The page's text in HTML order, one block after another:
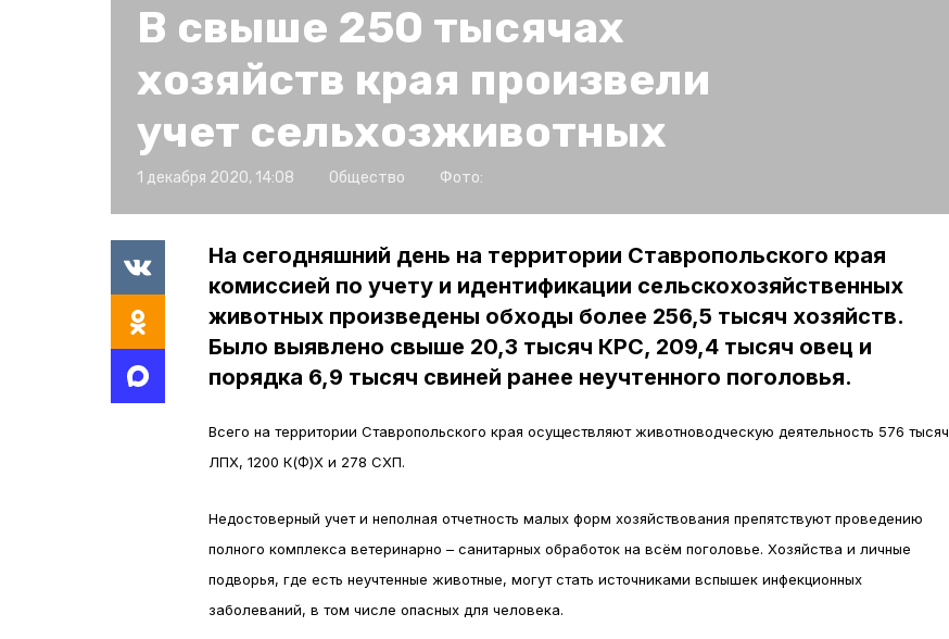
В свыше 250 тысячах
хозяйств края произвели
учет сельхозживотных
1 декабря 2020, 14:08 Общество Фото:
На сегодняшний день на территории Ставропольского края
комиссией по учету и идентификации сельскохозяйственных
животных произведены обходы более 256,5 тысяч хозяйств.
Было выявлено свыше 20,3 тысяч КРС, 209,4 тысяч овец и
порядка 6,9 тысяч свиней ранее неучтенного поголовья.
Всего на территории Ставропольского края осуществляют животноводческую деятельность 576 тысяч
ЛПХ, 1200 К(Ф)Х и 278 СХП.
Недостоверный учет и неполная отчетность малых форм хозяйствования препятствуют проведению
полного комплекса ветеринарно – санитарных обработок на всём поголовье. Хозяйства и личные
подворья, где есть неучтенные животные, могут стать источниками вспышек инфекционных
заболеваний, в том числе опасных для человека.